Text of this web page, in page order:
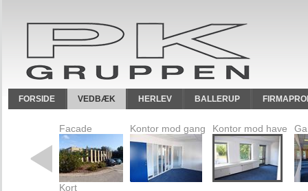
Facade Kontor mod gang Kontor mod have
Kort
FORSIDE VEDBÆK HERLEV BALLERUP